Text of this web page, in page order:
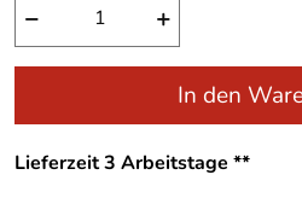
− +
In den
Lieferzeit 3 Arbeitstage **